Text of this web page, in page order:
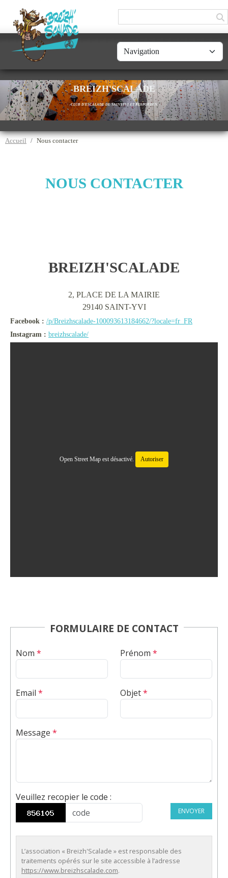
BREIZH'SCALADE
CLUB D'ESCALADE DE SAINT-YVI ET ROSPORDEN
Accueil Nous contacter
NOUS CONTACTER
BREIZH'SCALADE
2, PLACE DE LA MAIRIE
29140 SAINT-YVI
Facebook : /p/Breizhscalade-100093613184662/?locale=fr_FR
Instagram : breizhscalade/
Open Street Map est désactivé. Autoriser
FORMULAIRE DE CONTACT
Nom * Prénom *
Email * Objet*
Message *
Veuillez recopier le code :
ENVOYER
L’association « Breizh'Scalade » est responsable des
traitements opérés sur le site accessible à l’adresse
https://www.breizhscalade.com.